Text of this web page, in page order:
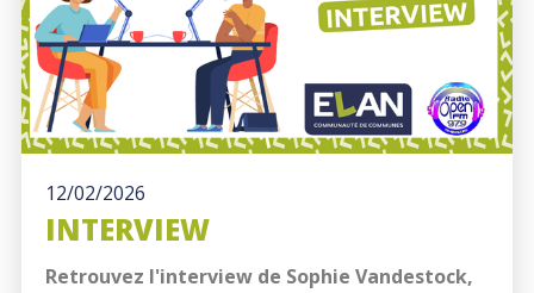
12/02/2026
INTERVIEW
Retrouvez l'interview de Sophie Vandestock,